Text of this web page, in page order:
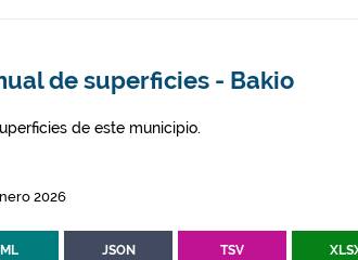
de superficies - Bakio
de este municipio.
2026
JSON TSV